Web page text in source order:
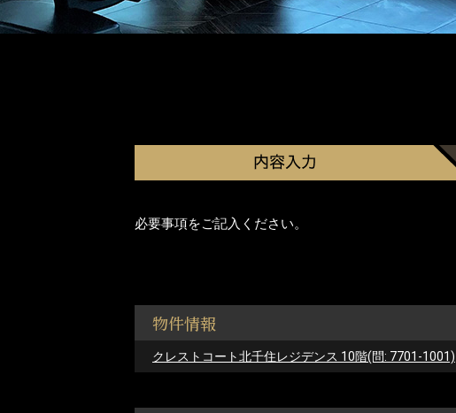
必要事項をご記入ください。
物件情報
クレストコート北千住レジデンス 10階(問: 7701-1001)